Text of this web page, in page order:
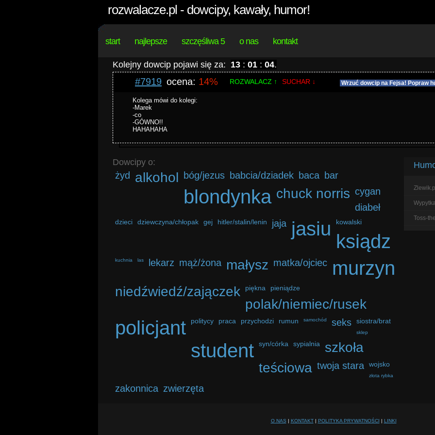
rozwalacze.pl - dowcipy, kawały, humor!
start najlepsze szczęśliwa 5 o nas kontakt
Kolejny dowcip pojawi się za: 13 : 01 : 04.
#7919 ocena: 14% ROZWALACZ ↑ SUCHAR ↓ Wrzuć dowcip na Fejsa! Popraw
Kolega mówi do kolegi:
-Marek
-co
-GÓWNO!!
HAHAHAHA
Dowcipy o:
żyd alkohol bóg/jezus babcia/dziadek baca bar
blondynka chuck norris cygan
diabeł
dzieci dziewczyna/chłopak gej hitler/stalin/lenin jaja jasiu kowalski
ksiądz
kuchnia las lekarz mąż/żona małysz matka/ojciec murzyn
niedźwiedź/zajączek piękna pieniądze
polak/niemiec/rusek
policjant politycy praca przychodzi rumun samochód seks siostra/brat
sklep
student syn/córka sypialnia
szkoła
teściowa twoja stara wojsko
złota rybka
zakonnica zwierzęta
Toss-
O NAS | KONTAKT| POLITYKA PRYWATNOŚCI | LINKI